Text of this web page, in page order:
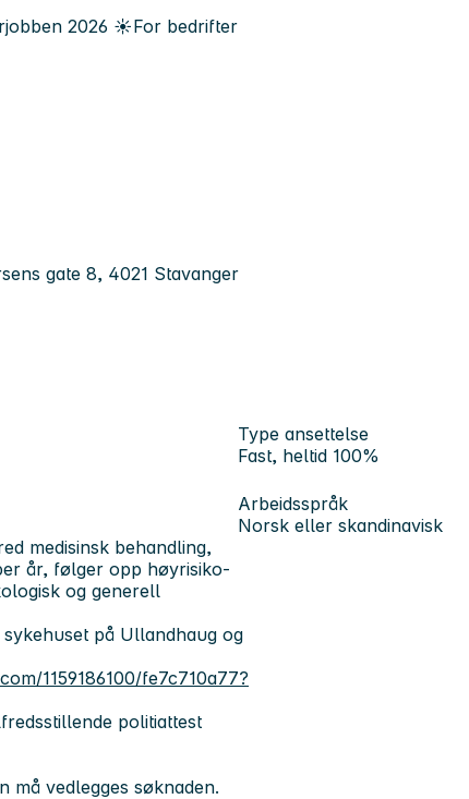
2026 ☀️For bedrifter
gate 8, 4021 Stavanger
Type ansettelse
Fast, heltid 100%
Arbeidsspråk
Norsk eller skandinavisk
medisinsk behandling,
år, følger opp høyrisiko-
og generell
på Ullandhaug og
1159186100/fe7c710a77?
politiattest
må vedlegges søknaden.